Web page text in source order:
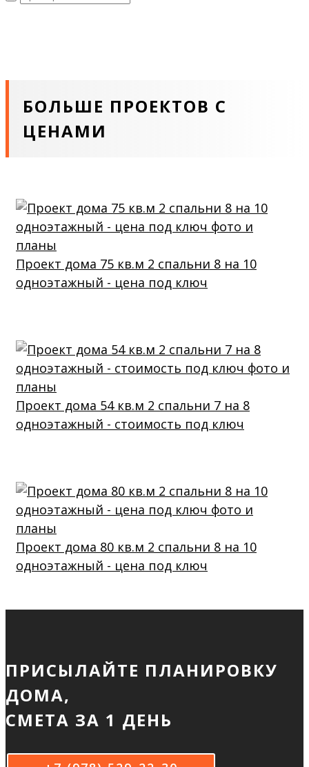
БОЛЬШЕ ПРОЕКТОВ С
ЦЕНАМИ
Проект дома 75 кв.м 2 спальни 8 на 10
одноэтажный - цена под ключ
Проект дома 54 кв.м 2 спальни 7 на 8
одноэтажный - стоимость под ключ
Проект дома 80 кв.м 2 спальни 8 на 10
одноэтажный - цена под ключ
ПРИСЫЛАЙТЕ ПЛАНИРОВКУ
ДОМА,
СМЕТА ЗА 1 ДЕНЬ